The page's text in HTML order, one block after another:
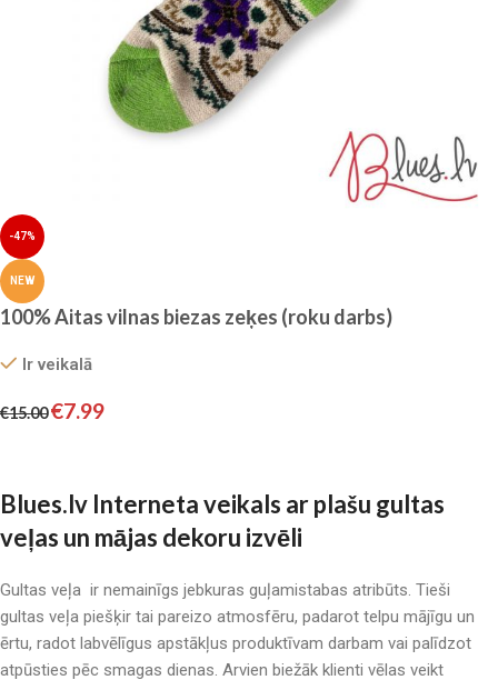
-47%
NEW
100% Aitas vilnas biezas zeķes (roku darbs)
Ir veikalā
€15.00€7.99
Blues.lv Interneta veikals ar plašu gultas
veļas un mājas dekoru izvēli
Gultas veļa ir nemainīgs jebkuras guļamistabas atribūts. Tieši
gultas veļa piešķir tai pareizo atmosfēru, padarot telpu mājīgu un
ērtu, radot labvēlīgus apstākļus produktīvam darbam vai palīdzot
atpūsties pēc smagas dienas. Arvien biežāk klienti vēlas veikt